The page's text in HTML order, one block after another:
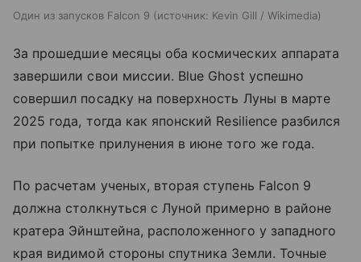
Один из запусков Falcon 9 источник: Kevin Gill / Wikimedia
За прошедшие месяцы оба космических аппарата
завершили свои миссии. Blue Ghost успешно
совершил посадку на поверхность Луны в марте
2025 года, тогда как японский Resilience разбился
при попытке прилунения в июне того же года.
По расчетам ученых, вторая ступень Falcon 9
должна столкнуться с Луной примерно в районе
кратера Эйнштейна, расположенного у западного
края видимой стороны спутника Земли. Точные